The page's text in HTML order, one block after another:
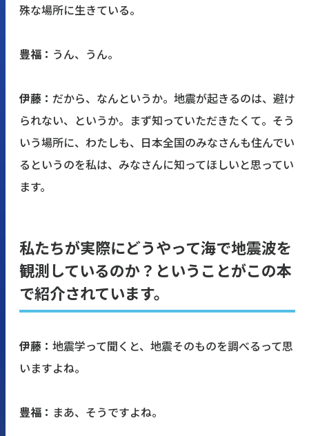
殊な場所に生きている。
豊福： うん、うん。
伊藤： だから、なんというか。地震が起きるのは、避け
られない、というか。まず知っていただきたくて。そう
いう場所に、わたしも、日本全国のみなさんも住んでい
るというのを私は、みなさんに知ってほしいと思ってい
ます。
私たちが実際にどうやって海で地震波を
観測しているのか？ということがこの本
で紹介されています。
伊藤： 地震学って聞くと、地震そのものを調べるって思
いますよね。
豊福： まあ、そうですよね。